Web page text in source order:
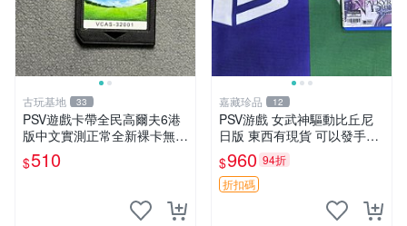
古玩基地 33
PSV遊戲卡帶全民高爾夫6港
版中文實測正常全新裸卡無保
售不退換單次購兩張以上再享
優惠 全民高爾夫6 PSV 港版
$510
嘉藏珍品 12
PSV游戲 女武神驅動比丘尼
日版 東西有現貨 可以發手物
品 無質量問題售不退不換
$960 94折
折扣碼